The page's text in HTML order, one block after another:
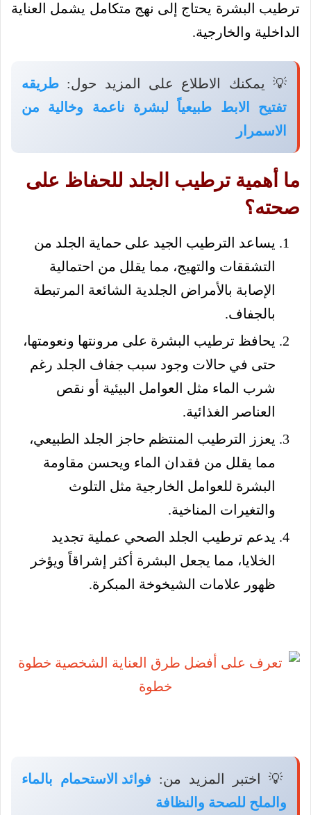
ترطيب البشرة يحتاج إلى نهج متكامل يشمل العناية
الداخلية والخارجية.
💡 يمكنك الاطلاع على المزيد حول: طريقه
تفتيح الابط طبيعياً لبشرة ناعمة وخالية من
الاسمرار
ما أهمية ترطيب الجلد للحفاظ على
صحته؟
يساعد الترطيب الجيد على حماية الجلد من
التشققات والتهيج، مما يقلل من احتمالية
الإصابة بالأمراض الجلدية الشائعة المرتبطة
بالجفاف.
يحافظ ترطيب البشرة على مرونتها ونعومتها،
حتى في حالات وجود سبب جفاف الجلد رغم
شرب الماء مثل العوامل البيئية أو نقص
العناصر الغذائية.
يعزز الترطيب المنتظم حاجز الجلد الطبيعي،
مما يقلل من فقدان الماء ويحسن مقاومة
البشرة للعوامل الخارجية مثل التلوث
والتغيرات المناخية.
يدعم ترطيب الجلد الصحي عملية تجديد
الخلايا، مما يجعل البشرة أكثر إشراقاً ويؤخر
ظهور علامات الشيخوخة المبكرة.
💡 اختبر المزيد من: فوائد الاستحمام بالماء
والملح للصحة والنظافة